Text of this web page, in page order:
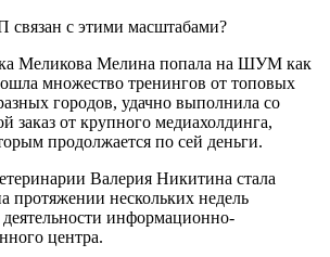
с этими масштабами?
Меликова Мелина попала на ШУМ как
множество тренингов от топовых
городов, удачно выполнила со
заказ от крупного медиахолдинга,
продолжается по сей деньги.
Валерия Никитина стала
протяжении нескольких недель
деятельности информационно-
центра.